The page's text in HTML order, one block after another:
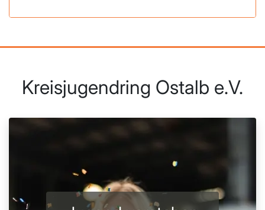
Kreisjugendring Ostalb e.V.